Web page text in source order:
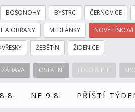
BOSONOHY BYSTRC ČERNOVICE
A OBŘANY MEDLÁNKY NOVÝ
ŽEBĚTÍN ŽIDENICE
ZÁBAVA OSTATNÍ JÍDLO & PITÍ
NE 9.8. PŘÍŠTÍ